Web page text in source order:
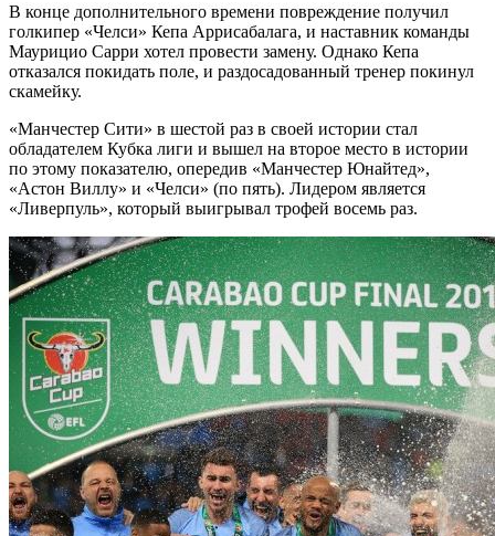
В конце дополнительного времени повреждение получил
голкипер «Челси» Кепа Аррисабалага, и наставник команды
Маурицио Сарри хотел провести замену. Однако Кепа
отказался покидать поле, и раздосадованный тренер покинул
скамейку.
«Манчестер Сити» в шестой раз в своей истории стал
обладателем Кубка лиги и вышел на второе место в истории
по этому показателю, опередив «Манчестер Юнайтед»,
«Астон Виллу» и «Челси» (по пять). Лидером является
«Ливерпуль», который выигрывал трофей восемь раз.